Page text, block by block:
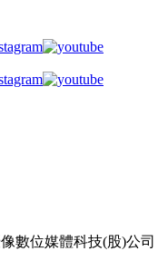
數位媒體科技(股)公司